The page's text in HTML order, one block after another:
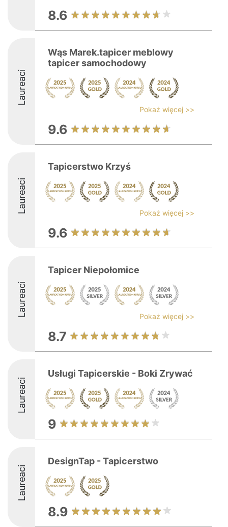
8.6
Laureaci
Wąs Marek.tapicer meblowy
tapicer samochodowy
Pokaż więcej >>
9.6
Laureaci
Tapicerstwo Krzyś
Pokaż więcej >>
9.6
Laureaci
Tapicer Niepołomice
Pokaż więcej >>
8.7
Laureaci
Usługi Tapicerskie - Boki Zrywać
9
Laureaci
DesignTap - Tapicerstwo
8.9